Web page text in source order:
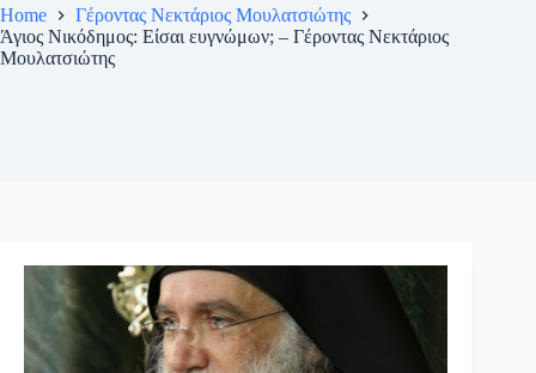
Home
Γέροντας Νεκτάριος Μουλατσιώτης
Άγιος Νικόδημος: Είσαι ευγνώμων; – Γέροντας Νεκτάριος
Μουλατσιώτης